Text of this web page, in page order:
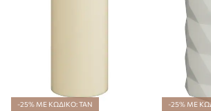
-25% ΜΕ ΚΩΔΙΚΟ: TAN -25% ΜΕ